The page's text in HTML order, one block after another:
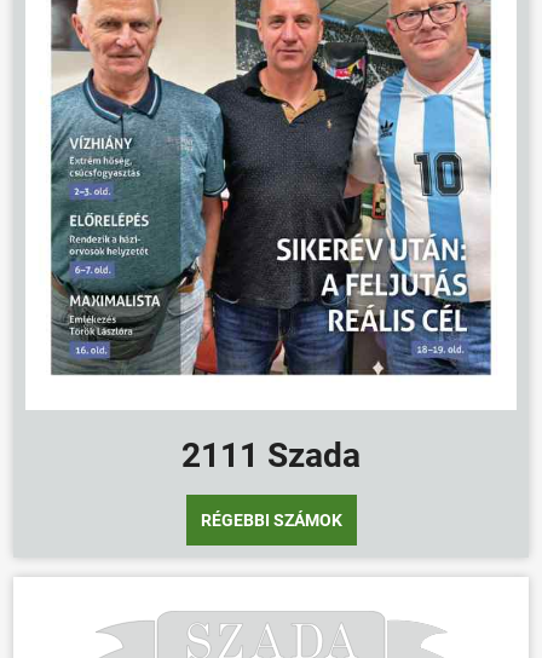
ÖNKORMÁNYZAT
ÜGYINTÉZÉS
KÖZÖSSÉG
HÍREK
VÁLASZTÁSOK
2111 Szada
RÉGEBBI SZÁMOK